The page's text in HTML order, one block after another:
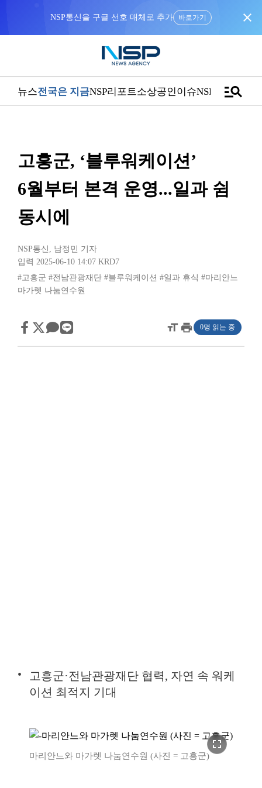
NSP통신을 구글 선호 매체로 추가 바로가기 close
뉴스전국은 지금NSP리포트소상공인이슈NSPTVmanage_search
고흥군, ‘블루워케이션’
6월부터 본격 운영...일과 쉼
동시에
NSP통신 , 남정민 기자
입력 2025-06-10 14:07 KRD7
#고흥군 #전남관광재단 #블루워케이션 #일과 휴식 #마리안느
마가렛 나눔연수원
format_sizeprint 0명 읽는 중
고흥군·전남관광재단 협력, 자연 속 워케
이션 최적지 기대
fullscreen
마리안느와 마가렛 나눔연수원 (사진 = 고흥군)